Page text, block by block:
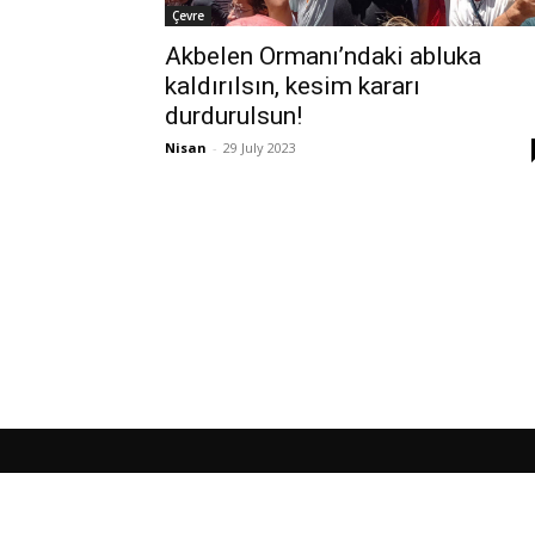
Çevre
Akbelen Ormanı’ndaki abluka
kaldırılsın, kesim kararı
durdurulsun!
Nisan - 29 July 2023